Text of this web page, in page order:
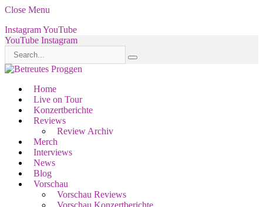
Close Menu
InstagramYouTube
YouTube Instagram
Home
Live on Tour
Konzertberichte
Reviews
Review Archiv
Merch
Interviews
News
Blog
Vorschau
Vorschau Reviews
Vorschau Konzertberichte